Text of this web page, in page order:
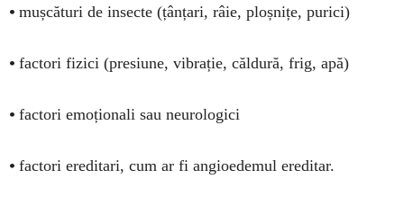
• mușcături de insecte (țânțari, râie, ploșnițe, purici)
• factori fizici (presiune, vibrație, căldură, frig, apă)
• factori emoționali sau neurologici
• factori ereditari, cum ar fi angioedemul ereditar.